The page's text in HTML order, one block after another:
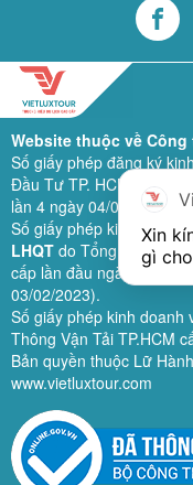
Website thuộc về
Số giấy phép đăng ký
Đầu Tư TP. HCM cấp lần
lần 4 ngày 04/06/2024).
Số giấy phép kinh doanh
LHQTdo Tổng Cục Du
cấp lần đầu ngày 26/09/
03/02/2023).
Số giấy phép kinh
Thông Vận Tải TP.HCM
Bản quyền thuộc Lữ
www.vietluxtour.com
Xin
gì